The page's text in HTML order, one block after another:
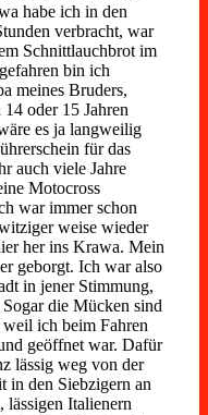
habe ich in den
verbracht, war
Schnittlauchbrot im
bin ich
meines Bruders,
oder 15 Jahren
es ja langweilig
für das
auch viele Jahre
Motocross
war immer schon
weise wieder
her ins Krawa. Mein
geborgt. Ich war also
in jener Stimmung,
die Mücken sind
ich beim Fahren
geöffnet war. Dafür
lässig weg von der
in den Siebzigern an
lässigen Italienern